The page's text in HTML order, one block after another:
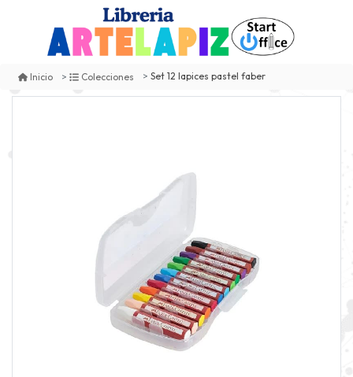
Inicio Colecciones Set 12 lapices pastel faber